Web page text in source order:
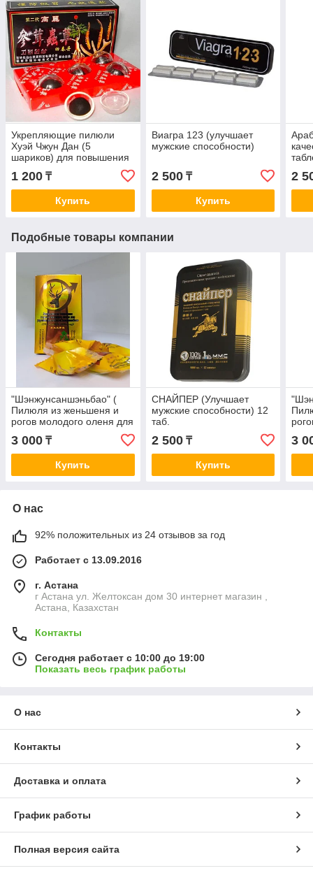
Укрепляющие пилюли
Хуэй Чжун Дан (5
шариков) для повышения
потенции
1 200 ₸
Купить
Виагра 123 (улучшает
мужские способности)
2 500₸
Купить
2
Подобные товары компании
"Шэнжунсаншэньбао" (
Пилюля из женьшеня и
рогов молодого оленя для
укрепления почек ) 10шт
3 000 ₸
Купить
СНАЙПЕР (Улучшает
мужские способности) 12
таб.
2 500₸
Купить
3
О нас
92% положительных из 24 отзывов за год
Работает с 13.09.2016
г. Астана
г Астана ул. Желтоксан дом 30 интернет магазин ,
Астана, Казахстан
Контакты
Сегодня работает с 10:00 до 19:00
Показать весь график работы
О нас
Контакты
Доставка и оплата
График работы
Полная версия сайта